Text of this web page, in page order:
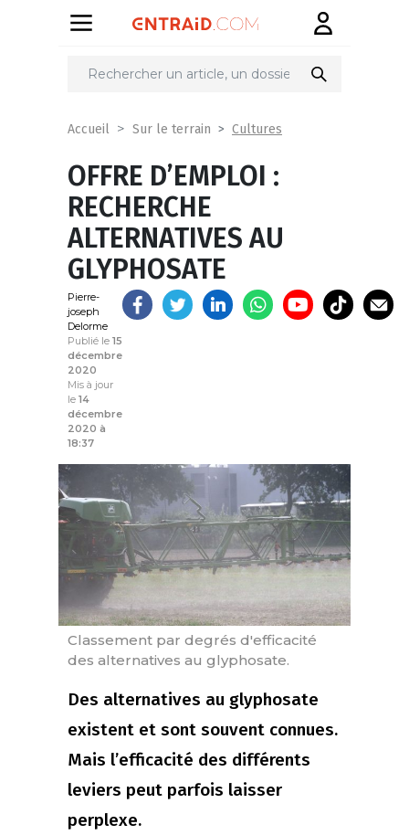
Partager
Accueil Sur le terrain Cultures
OFFRE D’EMPLOI :
RECHERCHE
ALTERNATIVES AU
GLYPHOSATE
Pierre-
joseph
Delorme
Publié le 15
décembre
2020
Mis à jour
le 14
décembre
2020 à
18:37
Classement par degrés d'efficacité
des alternatives au glyphosate.
Des alternatives au glyphosate
existent et sont souvent connues.
Mais l’efficacité des différents
leviers peut parfois laisser
perplexe.